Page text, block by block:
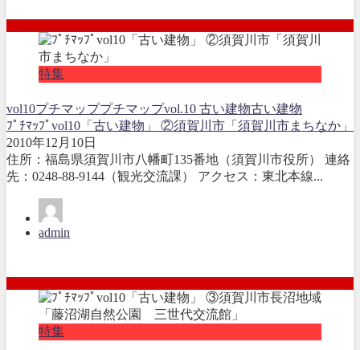
特集
vol10プチマッププチマップvol.10 古い建物古い建物
ﾌﾟﾁﾏｯﾌﾟvol10「古い建物」 ②須賀川市「須賀川市まちなか」
2010年12月10日
住所：福島県須賀川市八幡町135番地（須賀川市役所） 連絡
先：0248-88-9144（観光交流課） アクセス：東北本線...
admin
特集